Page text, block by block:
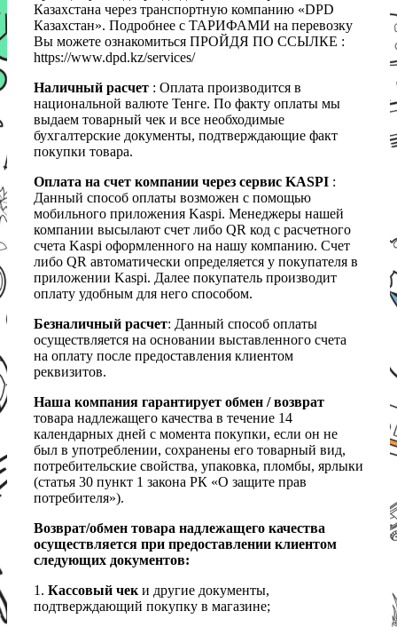
Казахстана через транспортную компанию «DPD
Казахстан». Подробнее с ТАРИФАМИ на перевозку
Вы можете ознакомиться ПРОЙДЯ ПО ССЫЛКЕ :
https://www.dpd.kz/services/
Наличный расчет : Оплата производится в
национальной валюте Тенге. По факту оплаты мы
выдаем товарный чек и все необходимые
бухгалтерские документы, подтверждающие факт
покупки товара.
Оплата на счет компании через сервис KASPI :
Данный способ оплаты возможен с помощью
мобильного приложения Kaspi. Менеджеры нашей
компании высылают счет либо QR код с расчетного
счета Kaspi оформленного на нашу компанию. Счет
либо QR автоматически определяется у покупателя в
приложении Kaspi. Далее покупатель производит
оплату удобным для него способом.
Безналичный расчет: Данный способ оплаты
осуществляется на основании выставленного счета
на оплату после предоставления клиентом
реквизитов.
Наша компания гарантирует обмен / возврат
товара надлежащего качества в течение 14
календарных дней с момента покупки, если он не
был в употреблении, сохранены его товарный вид,
потребительские свойства, упаковка, пломбы, ярлыки
(статья 30 пункт 1 закона РК «О защите прав
потребителя»).
Возврат/обмен товара надлежащего качества
осуществляется при предоставлении клиентом
следующих документов:
1. Кассовый чек и другие документы,
подтверждающий покупку в магазине;